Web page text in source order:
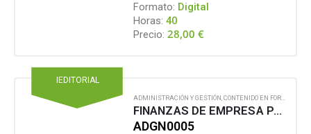
Formato: Digital
Horas: 40
Precio: 28,00€
IEDITORIAL
ADMINISTRACIÓN Y GESTIÓN CONTENIDO EN FORMATO DIGITAL
FINANZAS DE EMPRESA PARA NO FINANCIEROS
ADGN0005